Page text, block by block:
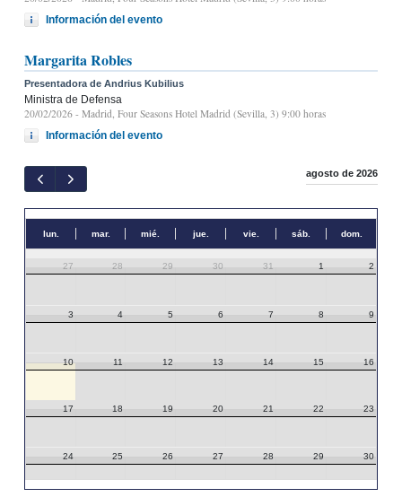
Información del evento
Margarita Robles
Presentadora de Andrius Kubilius
Ministra de Defensa
20/02/2026 - Madrid, Four Seasons Hotel Madrid (Sevilla, 3) 9:00 horas
Información del evento
agosto de 2026
lun. mar. mié. jue. vie. sáb. dom.
27 28 29 30 31 1 2
3 4 5 6 7 8 9
10 11 12 13 14 15 16
17 18 19 20 21 22 23
24 25 26 27 28 29 30